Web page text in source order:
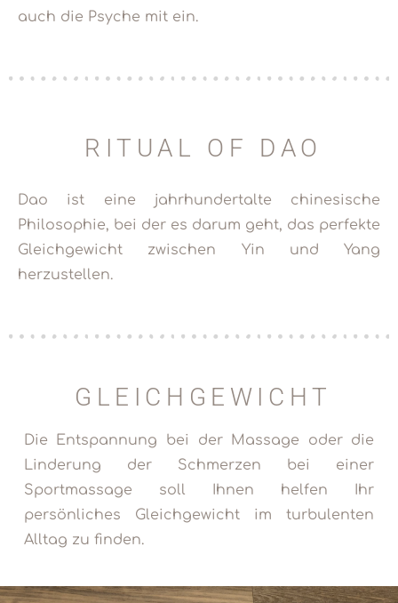
auch die Psyche mit ein.
Dao ist eine jahrhundertalte chinesische
Philosophie, bei der es darum geht, das perfekte
Gleichgewicht zwischen Yin und Yang
herzustellen.
RITUAL OF DAO
GLEICHGEWICHT
Die Entspannung bei der Massage oder die
Linderung der Schmerzen bei einer
Sportmassage soll Ihnen helfen Ihr
persönliches Gleichgewicht im turbulenten
Alltag zu finden.